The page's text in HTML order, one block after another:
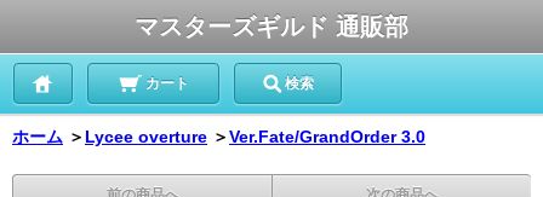
マスターズギルド 通販部
カート 検索
ホーム ＞ Lycee overture ＞Ver.Fate/GrandOrder 3.0